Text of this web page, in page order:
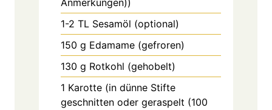
Anmerkungen))
1-2 TL Sesamöl (optional)
150 g Edamame (gefroren)
130 g Rotkohl (gehobelt)
1 Karotte (in dünne Stifte
geschnitten oder geraspelt (100